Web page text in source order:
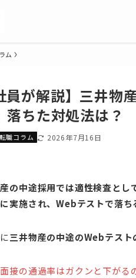
ム
員が解説】三井
落ちた対処法は？
転職コラム 2026年7月16日
の中途採用では適性検査と
実施され、Webテストで落ち
三井物産の中途のWebテス
接の通過率はガクンと下が